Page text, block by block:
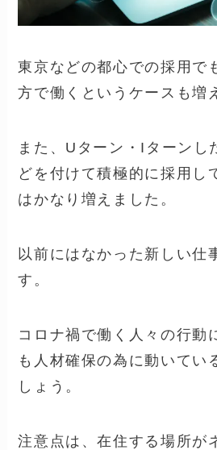
東京などの都心での採用で
方で働くというケースも増
また、Uターン・Iターンし
どを付けて積極的に採用し
はかなり増えました。
以前にはなかった新しい仕
す。
コロナ禍で働く人々の行動
も人材確保の為に動いてい
しょう。
注意点は、在住する場所が